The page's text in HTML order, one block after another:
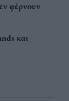
φέρνουν
και